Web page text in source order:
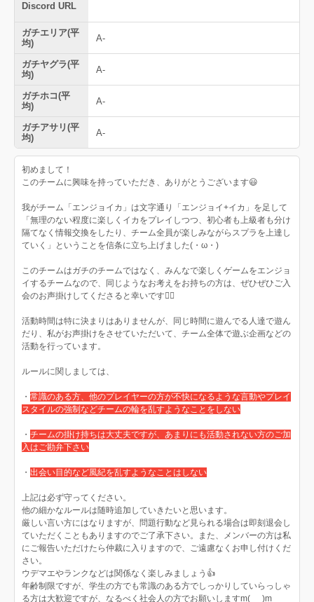
Discord URL
ガチエリア(平
均)
A-
ガチヤグラ(平
均)
A-
ガチホコ(平
均)
A-
ガチアサリ(平
均)
A-
初めまして！
このチームに興味を持っていただき、ありがとうございます😃
我がチーム「エンジョイカ」は文字通り「エンジョイ+イカ」を足して
「無理のない程度に楽しくイカをプレイしつつ、初心者も上級者も分け
隔てなく情報交換をしたり、チーム全員が楽しみながらスプラを上達し
ていく」ということを信条に立ち上げました(・ω・)
このチームはガチのチームではなく、みんなで楽しくゲームをエンジョ
イするチームなので、同じようなお考えをお持ちの方は、ぜひぜひご入
会のお声掛けしてくださると幸いです🙇‍♂️
活動時間は特に決まりはありませんが、同じ時間に遊んでる人達で遊ん
だり、私がお声掛けをさせていただいて、チーム全体で遊ぶ企画などの
活動を行っています。
ルールに関しましては、
・ 常識のある方、他のプレイヤーの方が不快になるような言動やプレイ
スタイルの強制などチームの輪を乱すようなことをしない
・ チームの掛け持ちは大丈夫ですが、あまりにも活動されない方のご加
入はご勘弁下さい
・ 出会い目的など風紀を乱すようなことはしない
上記は必ず守ってください。
他の細かなルールは随時追加していきたいと思います。
厳しい言い方にはなりますが、問題行動など見られる場合は即刻退会し
ていただくこともありますのでご了承下さい。また、メンバーの方は私
にご報告いただけたら仲裁に入りますので、ご遠慮なくお申し付けくだ
さい。
ウデマエやランクなどは関係なく楽しみましょう👍
年齢制限ですが、学生の方でも常識のある方でしっかりしていらっしゃ
る方は大歓迎ですが、なるべく社会人の方でお願いしますm(_ _)m